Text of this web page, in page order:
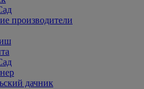
производители
дачник